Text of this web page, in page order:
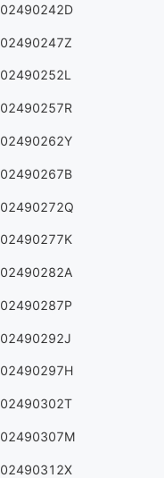
02490242D
02490247Z
02490252L
02490257R
02490262Y
02490267B
02490272Q
02490277K
02490282A
02490287P
02490292J
02490297H
02490302T
02490307M
02490312X